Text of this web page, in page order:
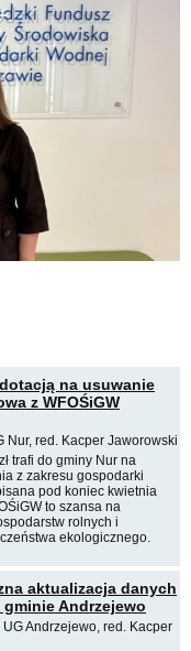
na usuwanie
z WFOŚiGW
Nur, red. Kacper Jaworowski
trafi do gminy Nur na
z zakresu gospodarki
pod koniec kwietnia
to szansa na
rolnych i
ekologicznego.
aktualizacja danych
Andrzejewo
Andrzejewo, red. Kacper